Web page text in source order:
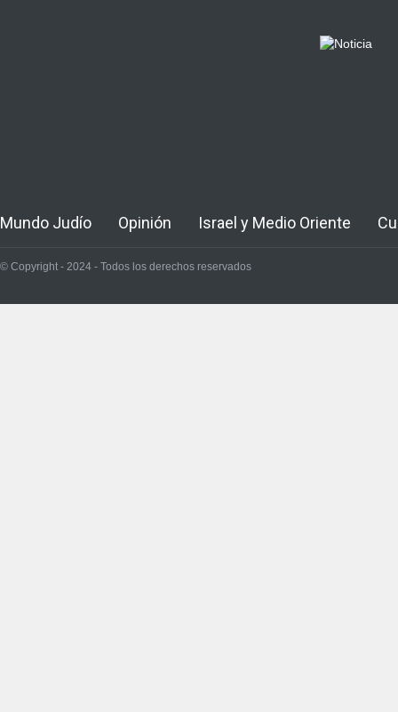
Mundo Judío Opinión Israel y Medio Oriente
© Copyright - 2024 - Todos los derechos reservados